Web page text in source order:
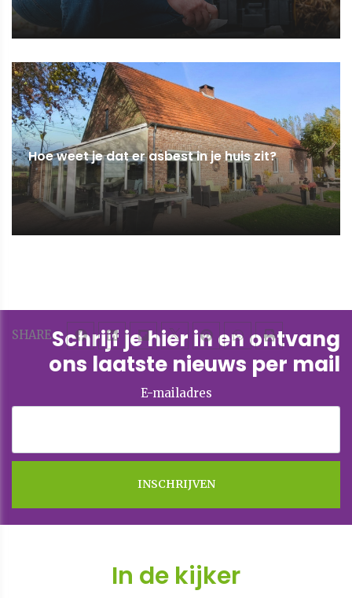
SHARE
Hoe weet je dat er asbest in je huis zit?
Schrijf je hier in en ontvang
ons laatste nieuws per mail
E-mailadres
In de kijker